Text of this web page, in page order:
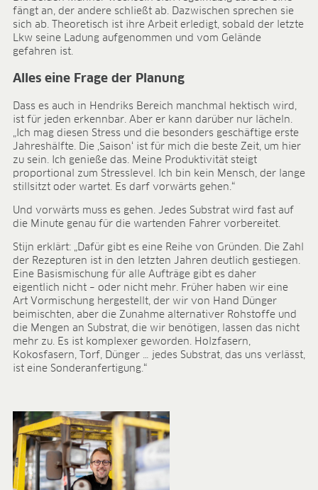
Kontakt
MEDIATHEK
Anwendungsvideos
Virtual Reality Videos
Zertifikate
Broschüren
BLOG
BLOG
KONTAKT
CONTACT
fängt an, der andere schließt ab. Dazwischen sprechen sie
sich ab. Theoretisch ist ihre Arbeit erledigt, sobald der letzte
Lkw seine Ladung aufgenommen und vom Gelände
gefahren ist.
Alles eine Frage der Planung
Dass es auch in Hendriks Bereich manchmal hektisch wird,
ist für jeden erkennbar. Aber er kann darüber nur lächeln.
„Ich mag diesen Stress und die besonders geschäftige erste
Jahreshälfte. Die ‚Saison‘ ist für mich die beste Zeit, um hier
zu sein. Ich genieße das. Meine Produktivität steigt
proportional zum Stresslevel. Ich bin kein Mensch, der lange
stillsitzt oder wartet. Es darf vorwärts gehen.“
Und vorwärts muss es gehen. Jedes Substrat wird fast auf
die Minute genau für die wartenden Fahrer vorbereitet.
Stijn erklärt: „Dafür gibt es eine Reihe von Gründen. Die Zahl
der Rezepturen ist in den letzten Jahren deutlich gestiegen.
Eine Basismischung für alle Aufträge gibt es daher
eigentlich nicht – oder nicht mehr. Früher haben wir eine
Art Vormischung hergestellt, der wir von Hand Dünger
beimischten, aber die Zunahme alternativer Rohstoffe und
die Mengen an Substrat, die wir benötigen, lassen das nicht
mehr zu. Es ist komplexer geworden. Holzfasern,
Kokosfasern, Torf, Dünger … jedes Substrat, das uns verlässt,
ist eine Sonderanfertigung.“